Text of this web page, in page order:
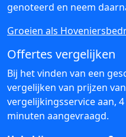
genoteerd en neem
Groeien als
Offertes vergelijken
Bij het vinden van een
vergelijken van prijzen
vergelijkingsservice aan,
minuten aangevraagd.